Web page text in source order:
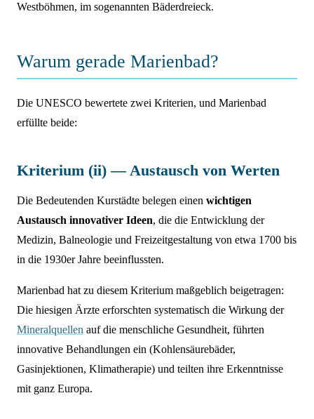
Westböhmen, im sogenannten Bäderdreieck.
Warum gerade Marienbad?
Die UNESCO bewertete zwei Kriterien, und Marienbad
erfüllte beide:
Kriterium (ii) — Austausch von Werten
Die Bedeutenden Kurstädte belegen einen wichtigen
Austausch innovativer Ideen, die die Entwicklung der
Medizin, Balneologie und Freizeitgestaltung von etwa 1700 bis
in die 1930er Jahre beeinflussten.
Marienbad hat zu diesem Kriterium maßgeblich beigetragen:
Die hiesigen Ärzte erforschten systematisch die Wirkung der
Mineralquellen auf die menschliche Gesundheit, führten
innovative Behandlungen ein (Kohlensäurebäder,
Gasinjektionen, Klimatherapie) und teilten ihre Erkenntnisse
mit ganz Europa.